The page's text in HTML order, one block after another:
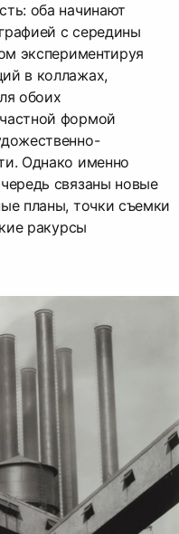
оба начинают
с середины
экспериментируя
в коллажах,
обоих
формой
Однако именно
связаны новые
планы, точки съемки
ракурсы